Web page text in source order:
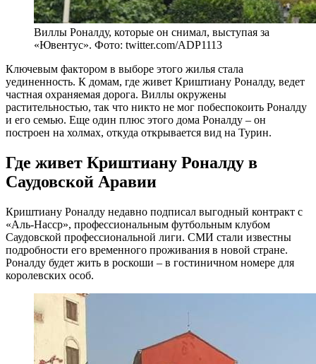
Виллы Роналду, которые он снимал, выступая за
«Ювентус». Фото: twitter.com/ADP1113
Ключевым фактором в выборе этого жилья стала
уединенность. К домам, где живет Криштиану Роналду, ведет
частная охраняемая дорога. Виллы окружены
растительностью, так что никто не мог побеспокоить Роналду
и его семью. Еще один плюс этого дома Роналду – он
построен на холмах, откуда открывается вид на Турин.
Где живет Криштиану Роналду в
Саудовской Аравии
Криштиану Роналду недавно подписал выгодный контракт с
«Аль-Насср», профессиональным футбольным клубом
Саудовской профессиональной лиги. СМИ стали известны
подробности его временного проживания в новой стране.
Роналду будет жить в роскоши – в гостиничном номере для
королевских особ.